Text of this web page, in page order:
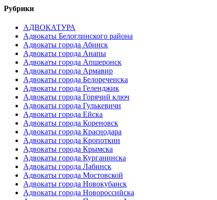
Рубрики
АДВОКАТУРА
Адвокаты Белоглинского района
Адвокаты города Абинск
Адвокаты города Анапы
Адвокаты города Апшеронск
Адвокаты города Армавир
Адвокаты города Белореченска
Адвокаты города Геленджик
Адвокаты города Горячий ключ
Адвокаты города Гулькевичи
Адвокаты города Ейска
Адвокаты города Кореновск
Адвокаты города Краснодара
Адвокаты города Кропоткин
Адвокаты города Крымска
Адвокаты города Курганинска
Адвокаты города Лабинск
Адвокаты города Мостовской
Адвокаты города Новокубанск
Адвокаты города Новороссийска